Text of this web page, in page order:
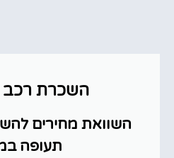
השכרת רכב
השוואת מחירים
תעופה